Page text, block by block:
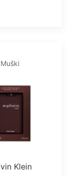
Muški
Klein